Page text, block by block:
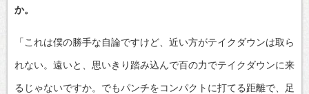
か。
「これは僕の勝手な自論ですけど、近い方がテイクダウンは取ら
れない。遠いと、思いきり踏み込んで百の力でテイクダウンに来
るじゃないですか。でもパンチをコンパクトに打てる距離で、足